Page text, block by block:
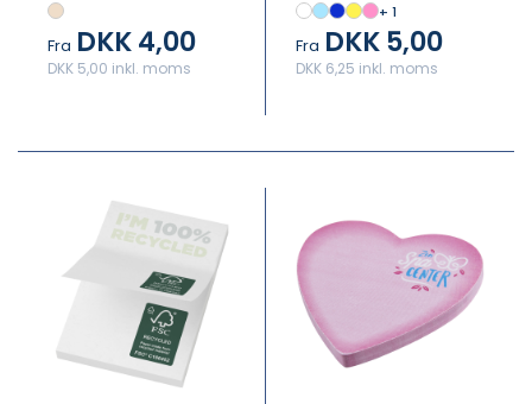
linjerede sider
Fra DKK 4,00
DKK 5,00 inkl. moms
75x75mm+ 1
Fra DKK 5,00
DKK 6,25 inkl. moms